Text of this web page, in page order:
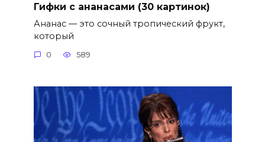
Гифки с ананасами (30 картинок)
Ананас — это сочный тропический фрукт,
который
0 589